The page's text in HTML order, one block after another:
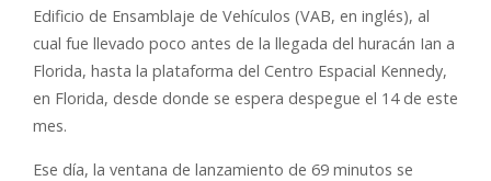
Edificio de Ensamblaje de Vehículos (VAB, en inglés), al
cual fue llevado poco antes de la llegada del huracán Ian a
Florida, hasta la plataforma del Centro Espacial Kennedy,
en Florida, desde donde se espera despegue el 14 de este
mes.
Ese día, la ventana de lanzamiento de 69 minutos se